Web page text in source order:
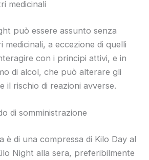
medicinali
può essere assunto senza
a eccezione di quelli
con i principi attivi, e in
di alcol, che può alterare gli
il rischio di reazioni avverse.
di somministrazione
è di una compressa di Kilo Day al
Night alla sera, preferibilmente